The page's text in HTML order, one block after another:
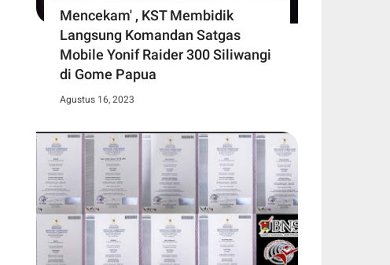
Mencekam' , KST Membidik
Langsung Komandan Satgas
Mobile Yonif Raider 300 Siliwangi
di Gome Papua
Agustus 16, 2023